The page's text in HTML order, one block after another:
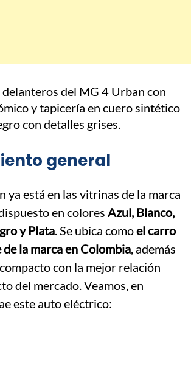
general
ya está en las vitrinas de la marca
en colores Azul, Blanco,
y Plata. Se ubica comoel carro
de la marca en Colombia, además
con la mejor relación
del mercado. Veamos, en
este auto eléctrico: